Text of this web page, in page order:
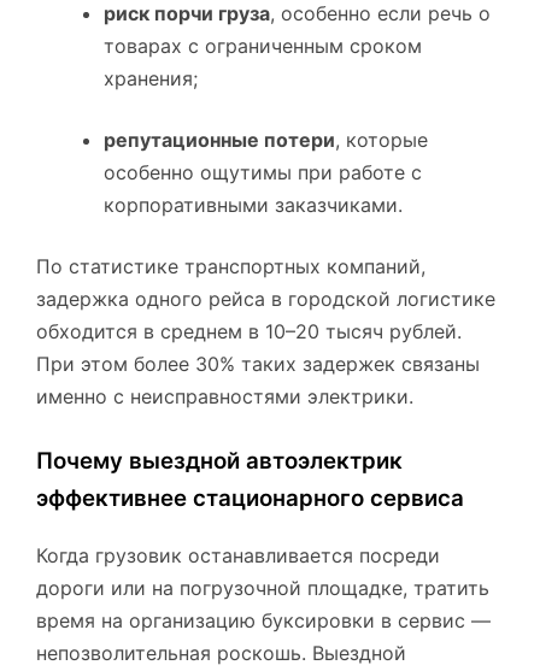
риск порчи груза, особенно если речь о
товарах с ограниченным сроком
хранения;
репутационные потери, которые
особенно ощутимы при работе с
корпоративными заказчиками.
По статистике транспортных компаний,
задержка одного рейса в городской логистике
обходится в среднем в 10–20 тысяч рублей.
При этом более 30% таких задержек связаны
именно с неисправностями электрики.
Почему выездной автоэлектрик
эффективнее стационарного сервиса
Когда грузовик останавливается посреди
дороги или на погрузочной площадке, тратить
время на организацию буксировки в сервис —
непозволительная роскошь. Выездной